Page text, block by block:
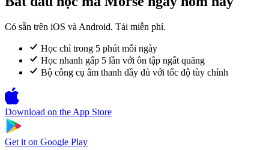
Có sẵn trên iOS và Android. Tải miễn phí.
Học chỉ trong 5 phút mỗi ngày
Học nhanh gấp 5 lần với ôn tập ngắt quãng
Bộ công cụ âm thanh đầy đủ với tốc độ tùy chỉnh
Download on the App Store
Get it on Google Play